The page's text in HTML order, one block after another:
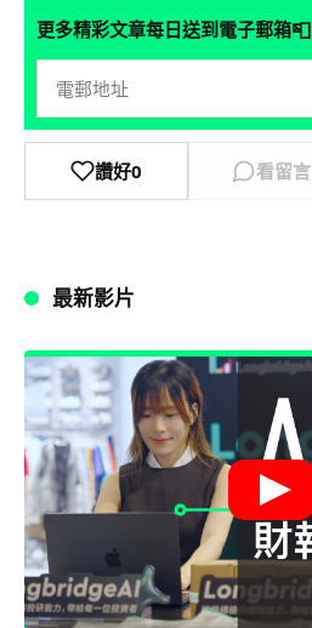
更多精彩文章每日送到電子郵箱📮
讚好0 看留言
最新影片